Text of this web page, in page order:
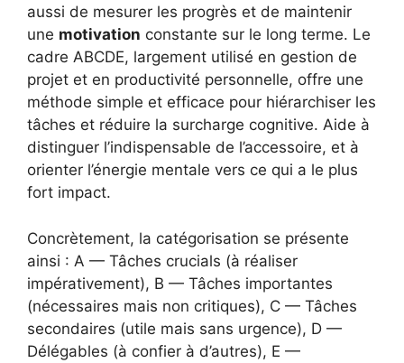
aussi de mesurer les progrès et de maintenir
une motivation constante sur le long terme. Le
cadre ABCDE, largement utilisé en gestion de
projet et en productivité personnelle, offre une
méthode simple et efficace pour hiérarchiser les
tâches et réduire la surcharge cognitive. Aide à
distinguer l’indispensable de l’accessoire, et à
orienter l’énergie mentale vers ce qui a le plus
fort impact.
Concrètement, la catégorisation se présente
ainsi : A — Tâches crucials (à réaliser
impérativement), B — Tâches importantes
(nécessaires mais non critiques), C — Tâches
secondaires (utile mais sans urgence), D —
Délégables (à confier à d’autres), E —